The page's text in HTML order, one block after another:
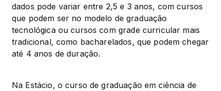
dados pode variar entre 2,5 e 3 anos, com cursos
que podem ser no modelo de graduação
tecnológica ou cursos com grade curricular mais
tradicional, como bacharelados, que podem chegar
até 4 anos de duração.
Na Estácio, o curso de graduação em ciência de